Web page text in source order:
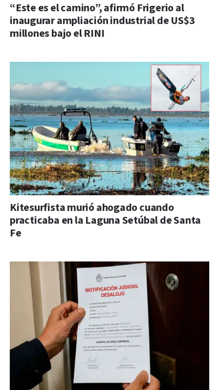
“Este es el camino”, afirmó Frigerio al
inaugurar ampliación industrial de US$3
millones bajo el RINI
Kitesurfista murió ahogado cuando
practicaba en la Laguna Setúbal de Santa
Fe